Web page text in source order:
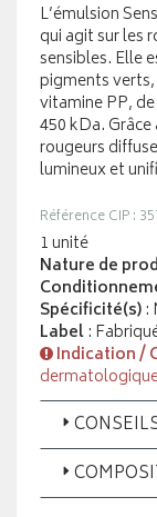
L’émulsion
qui agit sur les
sensibles. Elle
pigments verts,
vitamine PP,
450 kDa.
rougeurs
lumineux et
Référence CIP :
1 unité
Nature de
Spécificité(s):
Label:
Indication /